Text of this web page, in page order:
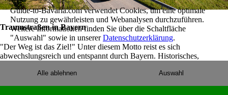
Traumstraßen in Bayern
"Der Weg ist das Ziel!" Unter diesem Motto reist es sich
abwechslungsreich und entspannt durch Bayern. Historisches,
> Mehr erfahren
Guide-to-Bavaria.com verwendet Cookies, um eine optimale
Nutzung zu gewährleisten und Webanalysen durchzuführen.
Weitere Informationen finden Sie über die Schaltfläche
"Auswahl" sowie in unsererDatenschutzerklärung.
Auswahl
Alle ablehnen